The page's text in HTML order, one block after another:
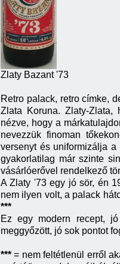
Zlaty Bazant '73
Retro palack, retro címke,
Zlata Koruna. Zlaty-Zlata,
nézve, hogy a
nevezzük finoman
versenyt és uniformizálja
gyakorlatilag már szinte
vásárlóerővel rendelkező
A Zlaty '73 egy jó sör, én
nem ilyen volt, a palack
***
Ez egy modern recept,
meggyőzött, jó sok pontot
*** = nem feltétlenül erről